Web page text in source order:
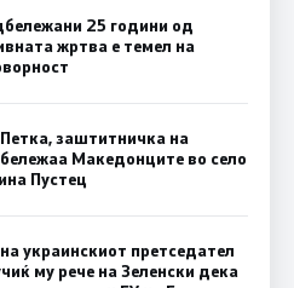
25 години од
жртва е темел на
заштитничка на
Македонците во село
Пустец
украинскиот претседател
му рече на Зеленски дека